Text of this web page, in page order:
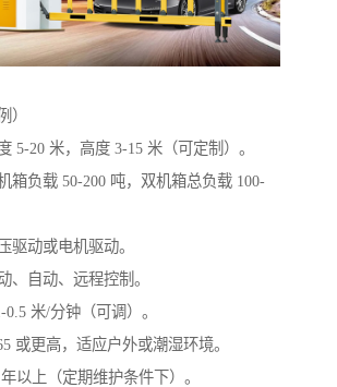
）
5-20 米，高度 3-15 米（可定制）。
箱负载 50-200 吨，双机箱总负载 100-
驱动或电机驱动。
、自动、远程控制。
米/分钟（可调）。
或更高，适应户外或潮湿环境。
以上（定期维护条件下）。